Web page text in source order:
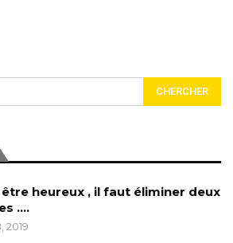
heureux , il faut éliminer deux
….
2019